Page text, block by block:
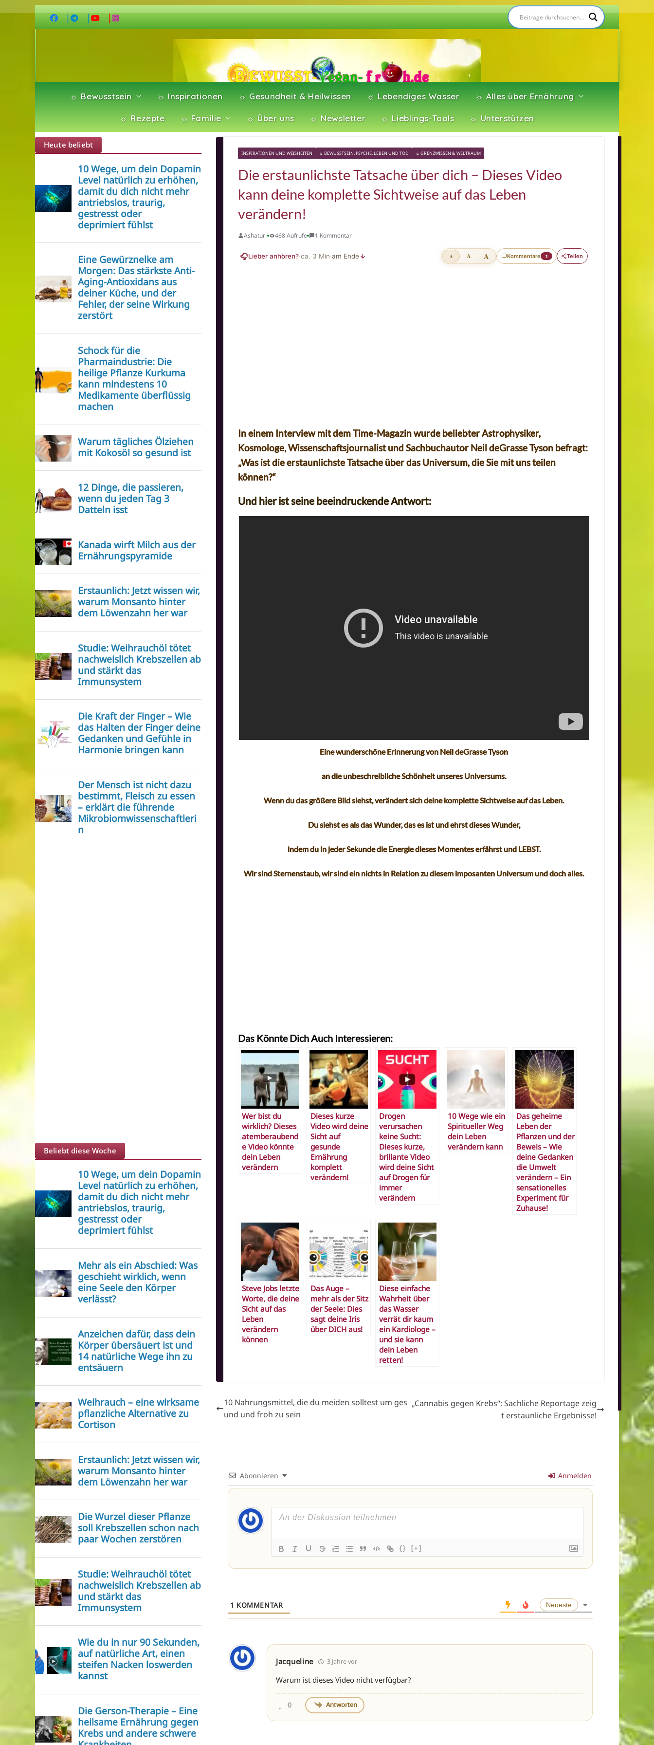
Inhalt
☼ Bewusstsein ☼ Inspirationen ☼ Gesundheit & Heilwissen ☼ Lebendiges Wasser ☼ Alles über Ernährung
☼ Rezepte ☼ Familie ☼ Über uns ☼ Newsletter ☼ Lieblings-Tools ☼ Unterstützen
INSPIRATIONEN UND WEISHEITEN ☼ BEWUSSTSEIN, PSYCHE, LEBEN UND TOD ☼ GRENZWISSEN & WELTRAUM
Die erstaunlichste Tatsache über dich – Dieses Video
kann deine komplette Sichtweise auf das Leben
verändern!
Ashatur 468 Aufrufe 1 Kommentar
🎧Lieber anhören?·ca. 3 Min·am Ende ↓ A A A Kommentare 1 Teilen
In einem Interview mit dem Time-Magazin wurde beliebter Astrophysiker,
Kosmologe, Wissenschaftsjournalist und Sachbuchautor Neil deGrasse Tyson befragt:
„Was ist die erstaunlichste Tatsache über das Universum, die Sie mit uns teilen
können?“
Und hier ist seine beeindruckende Antwort:
Eine wunderschöne Erinnerung von Neil deGrasse Tyson
an die unbeschreibliche Schönheit unseres Universums.
Wenn du das größere Bild siehst, verändert sich deine komplette Sichtweise auf das Leben.
Du siehst es als das Wunder, das es ist und ehrst dieses Wunder,
indem du in jeder Sekunde die Energie dieses Momentes erfährst und LEBST.
Wir sind Sternenstaub,wir sind ein nichts in Relation zu diesem imposanten Universum und doch alles.
Das Könnte Dich Auch Interessieren:
Wer bist du
wirklich? Dieses
atemberaubend
e Video könnte
dein Leben
verändern
Dieses kurze
Video wird deine
Sicht auf
gesunde
Ernährung
komplett
verändern!
Drogen
verursachen
keine Sucht:
Dieses kurze,
brillante Video
wird deine Sicht
auf Drogen für
immer
verändern
10 Wege wie ein
Spiritueller Weg
dein Leben
verändern kann
Das geheime
Leben der
Pflanzen und der
Beweis – Wie
deine Gedanken
die Umwelt
verändern – Ein
sensationelles
Experiment für
Zuhause!
Steve Jobs letzte
Worte, die deine
Sicht auf das
Leben
verändern
können
Das Auge –
mehr als der Sitz
der Seele: Dies
sagt deine Iris
über DICH aus!
Diese einfache
Wahrheit über
das Wasser
verrät dir kaum
ein Kardiologe –
und sie kann
dein Leben
retten!
10 Nahrungsmittel, die du meiden solltest um ges
und und froh zu sein
„Cannabis gegen Krebs“: Sachliche Reportage zeig
t erstaunliche Ergebnisse!
Abonnieren Anmelden
{} [+]
1 KOMMENTAR Neueste
Jacqueline 3 Jahre vor
Warum ist dieses Video nicht verfügbar?
0 Antworten
Heute beliebt
Beliebt diese Woche